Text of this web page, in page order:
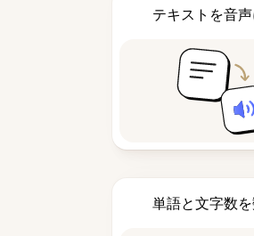
テキストを音
単語と文字数